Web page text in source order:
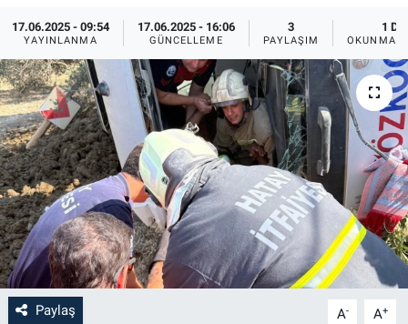
17.06.2025 - 09:54
YAYINLANMA
17.06.2025 - 16:06
GÜNCELLEME
3
PAYLAŞIM
1 DK
OKUNMA
Paylaş A- A+